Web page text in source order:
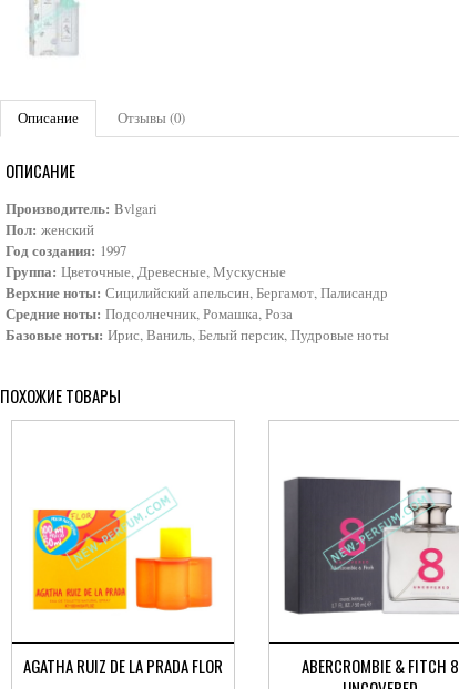
Описание Отзывы (0)
ОПИСАНИЕ
Производитель: Bvlgari
Пол: женский
Год создания: 1997
Группа: Цветочные, Древесные, Мускусные
Верхние ноты: Сицилийский апельсин, Бергамот, Палисандр
Средние ноты: Подсолнечник, Ромашка, Роза
Базовые ноты: Ирис, Ваниль, Белый персик, Пудровые ноты
ПОХОЖИЕ ТОВАРЫ
AGATHA RUIZ DE LA PRADA FLOR
ABERCROMBIE & FITCH 8